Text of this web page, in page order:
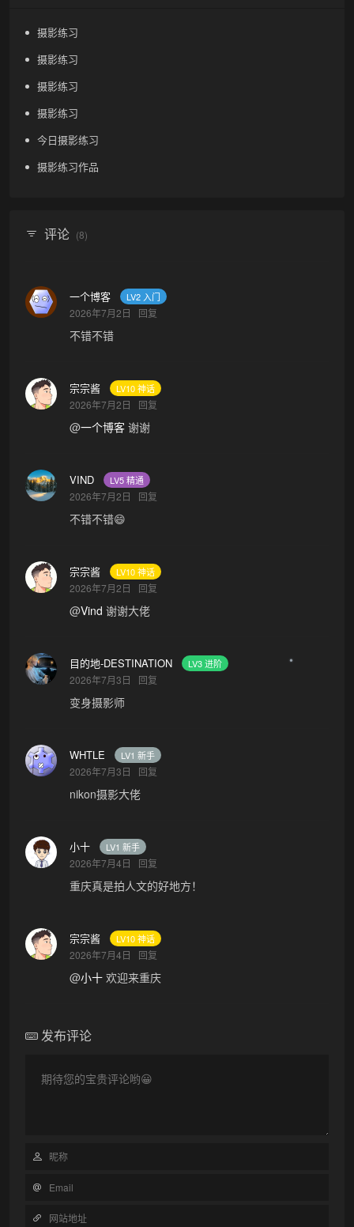
摄影练习
摄影练习
摄影练习
摄影练习
今日摄影练习
摄影练习作品
评论 (8)
一个博客 LV2 入门
2026年7月2日 回复
不错不错
宗宗酱 LV10 神话
2026年7月2日 回复
@一个博客 谢谢
VIND LV5 精通
2026年7月2日 回复
不错不错😄
宗宗酱 LV10 神话
2026年7月2日 回复
@Vind 谢谢大佬
目的地-DESTINATION LV3 进阶
2026年7月3日 回复
变身摄影师
WHTLE LV1 新手
2026年7月3日 回复
nikon摄影大佬
小十 LV1 新手
2026年7月4日 回复
重庆真是拍人文的好地方！
宗宗酱 LV10 神话
2026年7月4日 回复
@小十 欢迎来重庆
发布评论